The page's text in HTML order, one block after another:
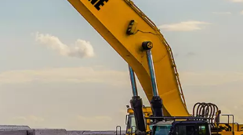
español